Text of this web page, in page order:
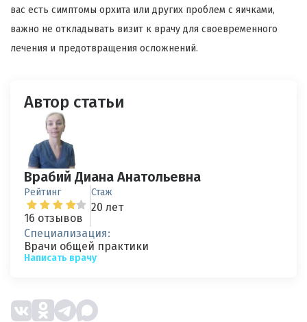
вас есть симптомы орхита или других проблем с яичками,
важно не откладывать визит к врачу для своевременного
лечения и предотвращения осложнений.
Автор статьи
Врабий Диана Анатольевна
Рейтинг
16 отзывов
Стаж
20 лет
Специализация:
Врачи общей практики
Написать врачу